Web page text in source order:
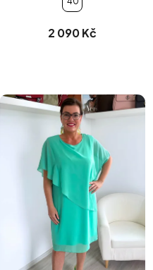
2 090 Kč